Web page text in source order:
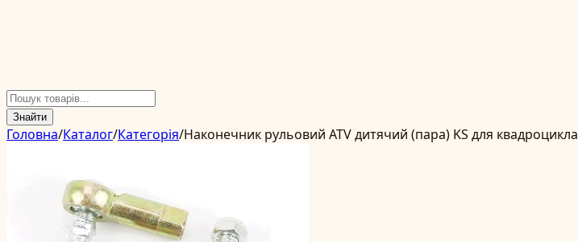
Знайти
Головна/Каталог/Категорія/Наконечник рульовий ATV дитячий (пара) KS для квадроцикла